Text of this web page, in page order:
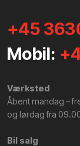
+45
Mobil:
Værksted
​Åbent mandag –
​og lørdag fra
Bil salg